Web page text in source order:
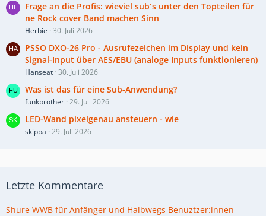
Frage an die Profis: wieviel sub´s unter den Topteilen für
ne Rock cover Band machen Sinn
Herbie 30. Juli 2026
PSSO DXO-26 Pro - Ausrufezeichen im Display und kein
Signal-Input über AES/EBU (analoge Inputs funktionieren)
Hanseat 30. Juli 2026
Was ist das für eine Sub-Anwendung?
funkbrother 29. Juli 2026
LED-Wand pixelgenau ansteuern - wie
skippa 29. Juli 2026
Letzte Kommentare
Shure WWB für Anfänger und Halbwegs Benuztzer:innen